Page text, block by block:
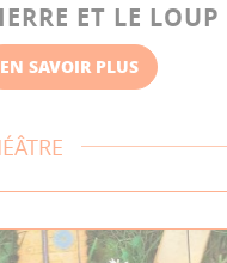
ET LE LOUP
EN SAVOIR PLUS